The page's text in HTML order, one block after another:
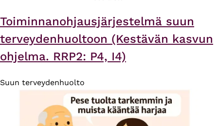
Toiminnanohjausjärjestelmä suun
terveydenhuoltoon (Kestävän kasvun
ohjelma. RRP2: P4, I4)
Suun terveydenhuolto